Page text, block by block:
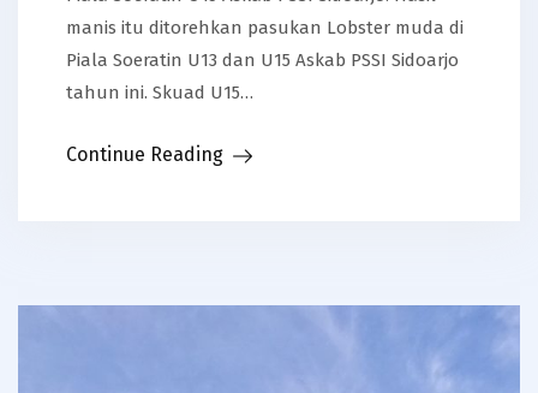
manis itu ditorehkan pasukan Lobster muda di
Piala Soeratin U13 dan U15 Askab PSSI Sidoarjo
tahun ini. Skuad U15…
Continue Reading